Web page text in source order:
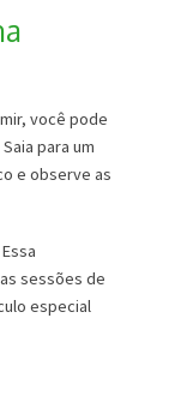
você pode
para um
e observe as
sessões de
especial